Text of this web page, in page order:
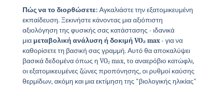
Πώς να το διορθώσετε: Αγκαλιάστε την εξατομικευμένη
εκπαίδευση. Ξεκινήστε κάνοντας μια αξιόπιστη
αξιολόγηση της φυσικής σας κατάστασης - ιδανικά
μια μεταβολική ανάλυση ή δοκιμή VO₂ max- για να
καθορίσετε τη βασική σας γραμμή. Αυτό θα αποκαλύψει
βασικά δεδομένα όπως η VO₂ max, το αναερόβιο κατώφλι,
οι εξατομικευμένες ζώνες προπόνησης, οι ρυθμοί καύσης
θερμίδων, ακόμη και μια εκτίμηση της "βιολογικής ηλικίας"